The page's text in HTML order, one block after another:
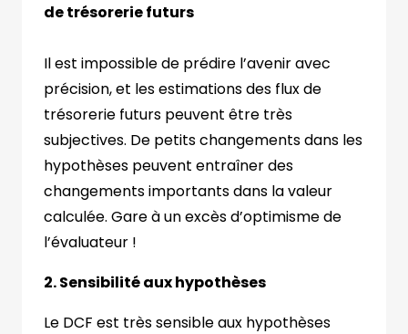
de trésorerie futurs
Il est impossible de prédire l’avenir avec
précision, et les estimations des flux de
trésorerie futurs peuvent être très
subjectives. De petits changements dans les
hypothèses peuvent entraîner des
changements importants dans la valeur
calculée. Gare à un excès d’optimisme de
l’évaluateur !
2. Sensibilité aux hypothèses
Le DCF est très sensible aux hypothèses